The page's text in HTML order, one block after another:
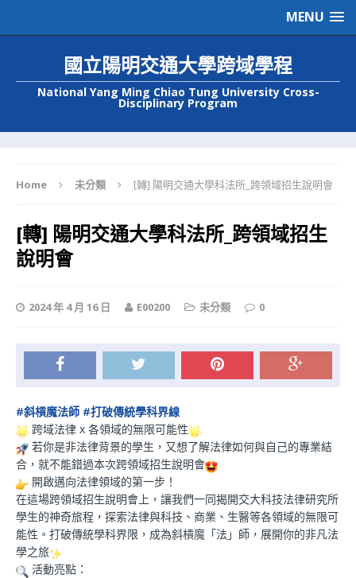
MENU
國立陽明交通大學跨域學程
National Yang Ming Chiao Tung University Cross-
Disciplinary Program
Home 未分類 [轉] 陽明交通大學科法所_跨領域招生說明會
[轉] 陽明交通大學科法所_跨領域招生
說明會
2024 年 4 月 16 日 E00200 未分類 0
#斜槓魔法師 #打破傳統學科界線
跨域法律 x 各領域的無限可能性
若你是非法律背景的學生，又想了解法律如何與自己的專業結
合，就不能錯過本次跨領域招生說明會
開啟邁向法律領域的第一步！
在這場跨領域招生說明會上，讓我們一同揭開交大科技法律研究所
學生的神奇旅程，探索法律與科技、商業、生醫等各領域的無限可
能性。打破傳統學科界限，成為斜槓魔「法」師，展開你的非凡法
學之旅
活動亮點：